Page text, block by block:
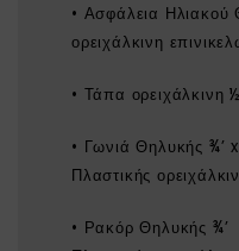
• Ασφάλεια
ορειχάλκινη
• Τάπα ορειχάλκινη
• Γωνιά Θηλυκής ¾’
Πλαστικής
• Ρακόρ Θηλυκής